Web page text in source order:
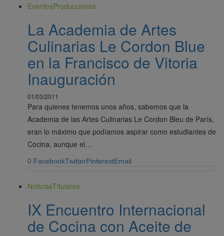
EventosProducciones
La Academia de Artes
Culinarias Le Cordon Blue
en la Francisco de Vitoria
Inauguración
01/03/2011
Para quienes tenemos unos años, sabemos que la
Academia de las Artes Culinarias Le Cordon Bleu de París,
eran lo máximo que podíamos aspirar como estudiantes de
Cocina, aunque el…
0 FacebookTwitterPinterestEmail
NoticiasTitulares
IX Encuentro Internacional
de Cocina con Aceite de